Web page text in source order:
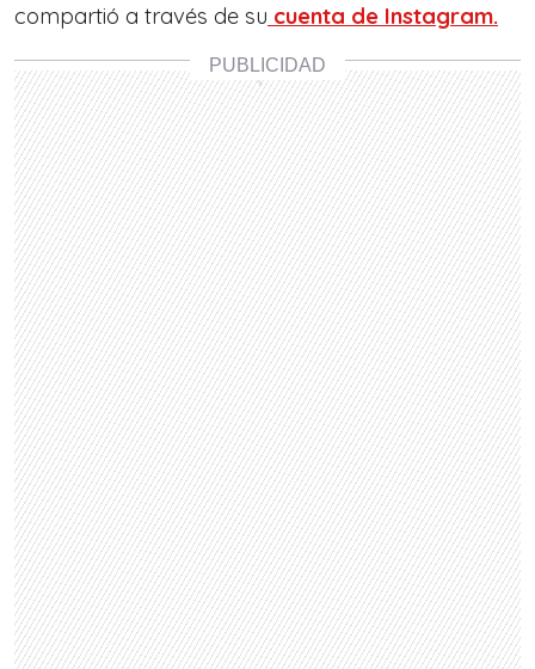
compartió a través de su cuenta de Instagram.